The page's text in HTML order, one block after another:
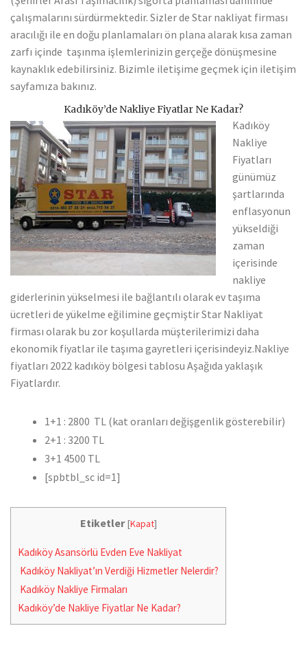
çalışmalarını sürdürmektedir. Sizler de Star nakliyat firması
aracılığı ile en doğu planlamaları ön plana alarak kısa zaman
zarfı içinde taşınma işlemlerinizin gerçeğe dönüşmesine
kaynaklık edebilirsiniz. Bizimle iletişime geçmek için iletişim
sayfamıza bakınız.
Kadıköy’de Nakliye Fiyatlar Ne Kadar?
Kadıköy
Nakliye
Fiyatları
günümüz
şartlarında
enflasyonun
yükseldiği
zaman
içerisinde
nakliye
giderlerinin yükselmesi ile bağlantılı olarak ev taşıma
ücretleri de yükelme eğilimine geçmiştir Star Nakliyat
firması olarak bu zor koşullarda müşterilerimizi daha
ekonomik fiyatlar ile taşıma gayretleri içerisindeyiz.Nakliye
fiyatları 2022 kadıköy bölgesi tablosu Aşağıda yaklaşık
Fiyatlardır.
1+1 : 2800 TL (kat oranları değişgenlik gösterebilir)
2+1 : 3200 TL
3+1 4500 TL
[spbtbl_sc id=1]
Etiketler [Kapat]
Kadıköy Asansörlü Evden Eve Nakliyat
Kadıköy Nakliyat’ın Verdiği Hizmetler Nelerdir?
Kadıköy Nakliye Firmaları
Kadıköy’de Nakliye Fiyatlar Ne Kadar?